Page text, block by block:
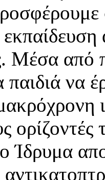
Μέσα από
παιδιά να
Ίδρυμα